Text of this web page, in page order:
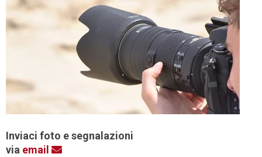
Inviaci foto e segnalazioni
via email